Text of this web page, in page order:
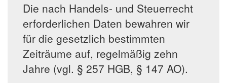
Die nach Handels- und Steuerrecht
erforderlichen Daten bewahren wir
für die gesetzlich bestimmten
Zeiträume auf, regelmäßig zehn
Jahre (vgl. § 257 HGB, § 147 AO).